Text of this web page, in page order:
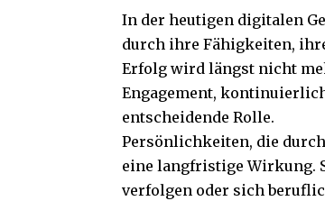
In der heutigen digitalen
durch ihre Fähigkeiten,
Erfolg wird längst nicht
Engagement,
entscheidende Rolle.
Persönlichkeiten, die
eine langfristige Wirkung.
verfolgen oder sich